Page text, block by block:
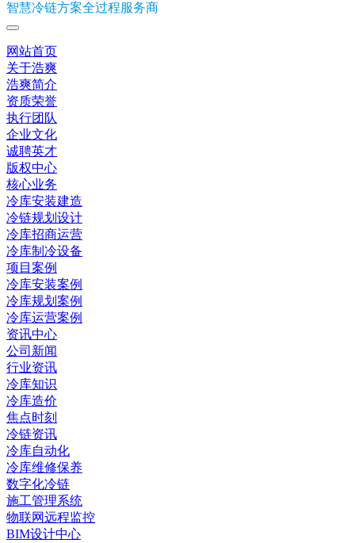
智慧冷链方案全过程服务商
网站首页
关于浩爽
浩爽简介
资质荣誉
执行团队
企业文化
诚聘英才
版权中心
核心业务
冷库安装建造
冷链规划设计
冷库招商运营
冷库制冷设备
项目案例
冷库安装案例
冷库规划案例
冷库运营案例
资讯中心
公司新闻
行业资讯
冷库知识
冷库造价
焦点时刻
冷链资讯
冷库自动化
冷库维修保养
数字化冷链
施工管理系统
物联网远程监控
BIM设计中心